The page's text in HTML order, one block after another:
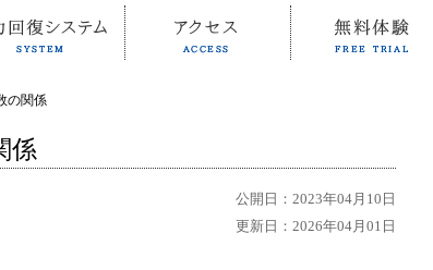
の関係
係
公開日：2023年04月10日
更新日：2026年04月01日